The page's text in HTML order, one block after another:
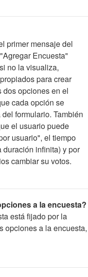
primer mensaje del
Encuesta"
no la visualiza,
para crear
dos opciones en el
cada opción se
formulario. También
el usuario puede
usuario", el tiempo
duración infinita) y por
cambiar su votos.
a la encuesta?
está fijado por la
opciones a la encuesta,